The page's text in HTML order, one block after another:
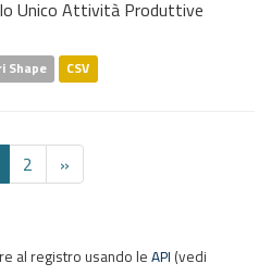
Unico Attività Produttive
Shape CSV
2 »
al registro usando le API (vedi